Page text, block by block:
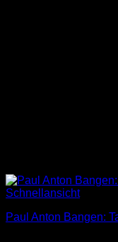
Schnellansicht
Paul Anton Bangen: